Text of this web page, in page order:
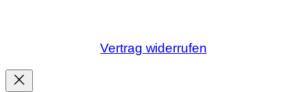
Vertrag widerrufen